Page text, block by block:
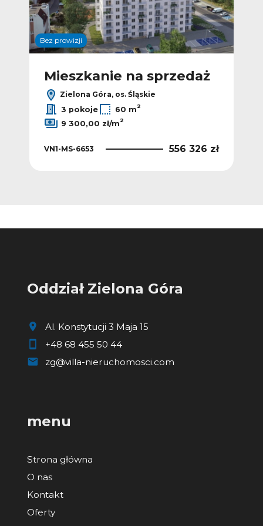
Bez prowizji
Mieszkanie na sprzedaż
Zielona Góra, os. Śląskie
3 pokoje
60 m2
9 300,00 zł/m2
VN1-MS-6653 556 326 zł
Oddział Zielona Góra
Al. Konstytucji 3 Maja 15
+48 68 455 50 44
zg@villa-nieruchomosci.com
menu
Strona główna
O nas
Kontakt
Oferty